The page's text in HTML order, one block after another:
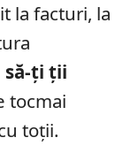
la facturi, la
să-ți ții
tocmai
toții.